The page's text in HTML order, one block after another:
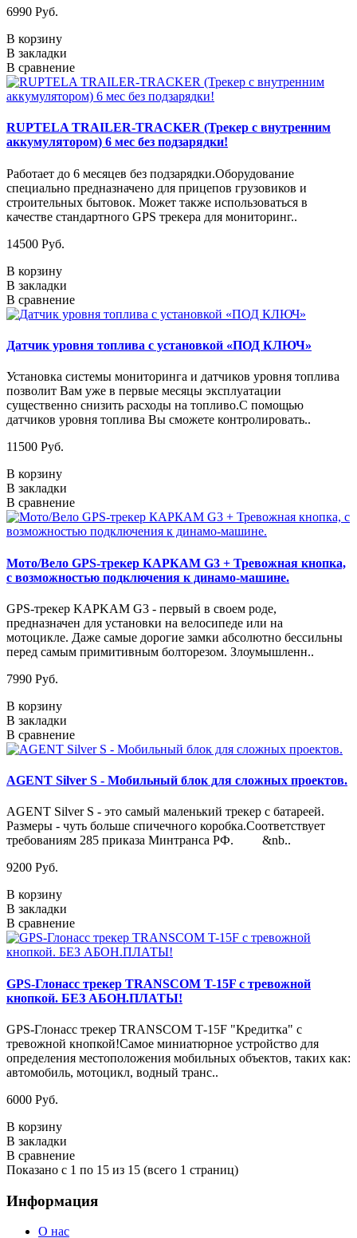
6990 Руб.
В корзину
В закладки
В сравнение
RUPTELA TRAILER-TRACKER (Трекер с внутренним
аккумулятором) 6 мес без подзарядки!
Работает до 6 месяцев без подзарядки.Оборудование
специально предназначено для прицепов грузовиков и
строительных бытовок. Может также использоваться в
качестве стандартного GPS трекера для мониторинг..
14500 Руб.
В корзину
В закладки
В сравнение
Датчик уровня топлива с установкой «ПОД КЛЮЧ»
Установка системы мониторинга и датчиков уровня топлива
позволит Вам уже в первые месяцы эксплуатации
существенно снизить расходы на топливо.С помощью
датчиков уровня топлива Вы сможете контролировать..
11500 Руб.
В корзину
В закладки
В сравнение
Мото/Вело GPS-трекер КАРКАМ G3 + Тревожная кнопка,
с возможностью подключения к динамо-машине.
GPS-трекер KAPKAM G3 - первый в своем роде,
предназначен для установки на велосипеде или на
мотоцикле. Даже самые дорогие замки абсолютно бессильны
перед самым примитивным болторезом. Злоумышленн..
7990 Руб.
В корзину
В закладки
В сравнение
AGENT Silver S - Мобильный блок для сложных проектов.
AGENT Silver S - это самый маленький трекер с батареей.
Размеры - чуть больше спичечного коробка.Соответствует
требованиям 285 приказа Минтранса РФ. &nb..
9200 Руб.
В корзину
В закладки
В сравнение
GPS-Глонасс трекер TRANSCOM T-15F с тревожной
кнопкой. БЕЗ АБОН.ПЛАТЫ!
GPS-Глонасс трекер TRANSCOM Т-15F "Кредитка" с
тревожной кнопкой!Самое миниатюрное устройство для
определения местоположения мобильных объектов, таких как:
автомобиль, мотоцикл, водный транс..
6000 Руб.
В корзину
В закладки
В сравнение
Показано с 1 по 15 из 15 (всего 1 страниц)
Информация
О нас